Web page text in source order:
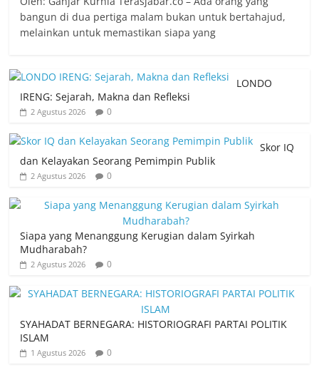
bangun di dua pertiga malam bukan untuk bertahajud,
melainkan untuk memastikan siapa yang
LONDO
IRENG: Sejarah, Makna dan Refleksi
2 Agustus 2026 0
Skor IQ
dan Kelayakan Seorang Pemimpin Publik
2 Agustus 2026 0
Siapa yang Menanggung Kerugian dalam Syirkah
Mudharabah?
2 Agustus 2026 0
SYAHADAT BERNEGARA: HISTORIOGRAFI PARTAI POLITIK
ISLAM
1 Agustus 2026 0